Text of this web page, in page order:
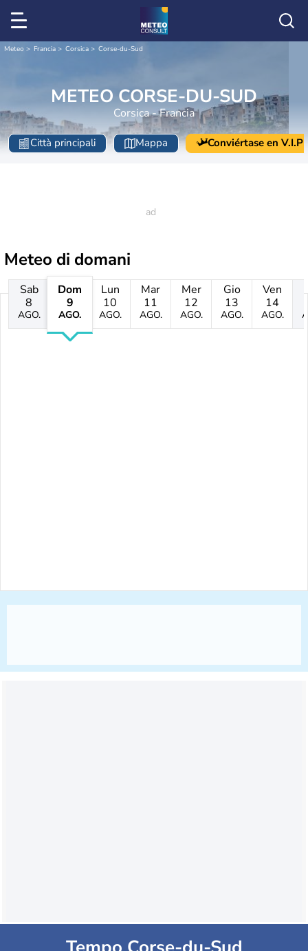
Meteo Francia Corsica Corse-du-Sud
METEO CORSE-DU-SUD
Corsica - Francia
Città principali Mappa Conviértase en V.I.P
Meteo di domani
Sab
8
AGO.
Dom
9
AGO.
Lun
10
AGO.
Mar
11
AGO.
Mer
12
AGO.
Gio
13
AGO.
Ven
14
AGO.